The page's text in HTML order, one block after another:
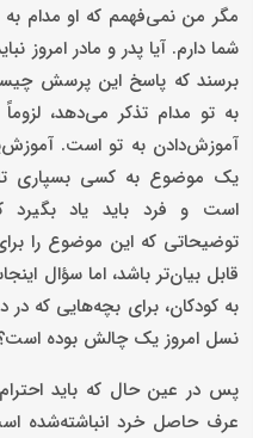
مگر من نمی‌فهمم که او مدام
شما دارم. آیا پدر و مادر
برسند که پاسخ این پرسش
به تو مدام تذکر می‌دهد،
آموزش‌دادن به تو است.
یک موضوع به کسی بسپاری
است و فرد باید یاد
توضیحاتی که این موضوع را
قابل ‌بیان‌تر باشد، اما سؤال
نسل امروز یک چالش بوده
پس در عین حال که باید
عرف حاصل خرد انباشته‌شده